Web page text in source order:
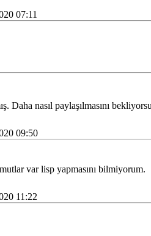
07:11
Daha nasıl paylaşılmasını
09:50
var lisp yapmasını bilmiyorum.
11:22